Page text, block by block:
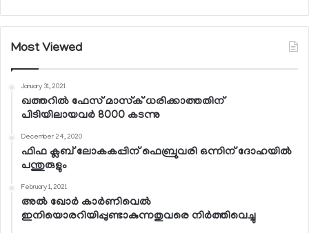
Most Viewed
January 31, 2021
ഖത്തറില്‍ ഫേസ് മാസ്‌ക് ധരിക്കാത്തതിന്
പിടിയിലായവര്‍ 8000 കടന്നു
December 24, 2020
ഫിഫ ക്ലബ് ലോകകപ്പിന് ഫെബ്രുവരി ഒന്നിന് ദോഹയില്‍
പന്തുരുളും
February 1, 2021
അല്‍ ഖോര്‍ കാര്‍ണിവെല്‍
ഇനിയൊരറിയിപ്പുണ്ടാകുന്നതുവരെ നിര്‍ത്തിവെച്ചു